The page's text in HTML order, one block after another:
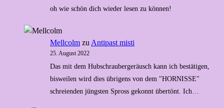
oh wie schön dich wieder lesen zu können!
Mellcolm zu Antipast misti
25. August 2022
Das mit dem Hubschraubergeräusch kann ich bestätigen,
bisweilen wird dies übrigens von dem "HORNISSE"
schreienden jüngsten Spross gekonnt übertönt. Ich…